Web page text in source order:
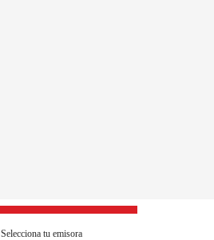
Selecciona tu emisora